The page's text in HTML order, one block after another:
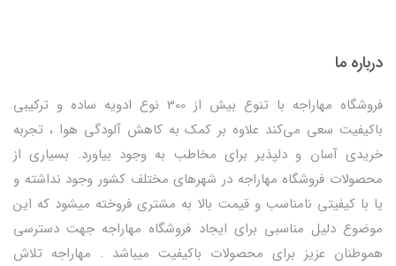
درباره ما
فروشگاه مهاراجه با تنوع بیش از 300 نوع ادویه ساده و ترکیبی
باکیفیت سعی می‌کند علاوه بر کمک به کاهش آلودگی هوا ، تجربه
خریدی آسان و دلپذیر برای مخاطب به وجود بیاورد. بسیاری از
محصولات فروشگاه مهاراجه در شهرهای مختلف کشور وجود نداشته و
یا با کیفیتی نامناسب و قیمت بالا به مشتری فروخته میشود که این
موضوع دلیل مناسبی برای ایجاد فروشگاه مهاراجه جهت دسترسی
هموطنان عزیز برای محصولات باکیفیت میباشد . مهاراجه تلاش